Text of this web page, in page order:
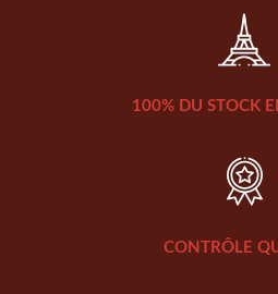
100% DU STOCK
CONTRÔLE